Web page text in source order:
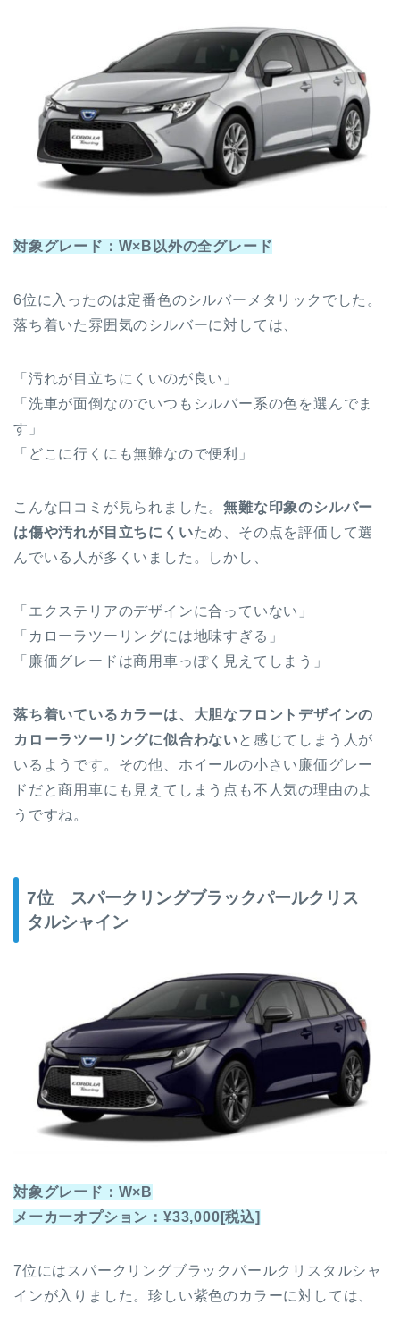
対象グレード：W×B以外の全グレード
6位に入ったのは定番色のシルバーメタリックでした。
落ち着いた雰囲気のシルバーに対しては、
「汚れが目立ちにくいのが良い」
「洗車が面倒なのでいつもシルバー系の色を選んでま
す」
「どこに行くにも無難なので便利」
こんな口コミが見られました。無難な印象のシルバー
は傷や汚れが目立ちにくいため、その点を評価して選
んでいる人が多くいました。しかし、
「エクステリアのデザインに合っていない」
「カローラツーリングには地味すぎる」
「廉価グレードは商用車っぽく見えてしまう」
落ち着いているカラーは、大胆なフロントデザインの
カローラツーリングに似合わない と感じてしまう人が
いるようです。その他、ホイールの小さい廉価グレー
ドだと商用車にも見えてしまう点も不人気の理由のよ
うですね。
7位 スパークリングブラックパールクリス
タルシャイン
対象グレード：W×B
メーカーオプション：¥33,000[税込]
7位にはスパークリングブラックパールクリスタルシャ
インが入りました。珍しい紫色のカラーに対しては、